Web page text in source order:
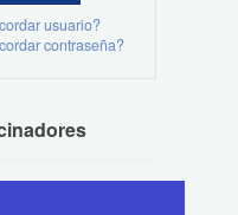
usuario?
contraseña?